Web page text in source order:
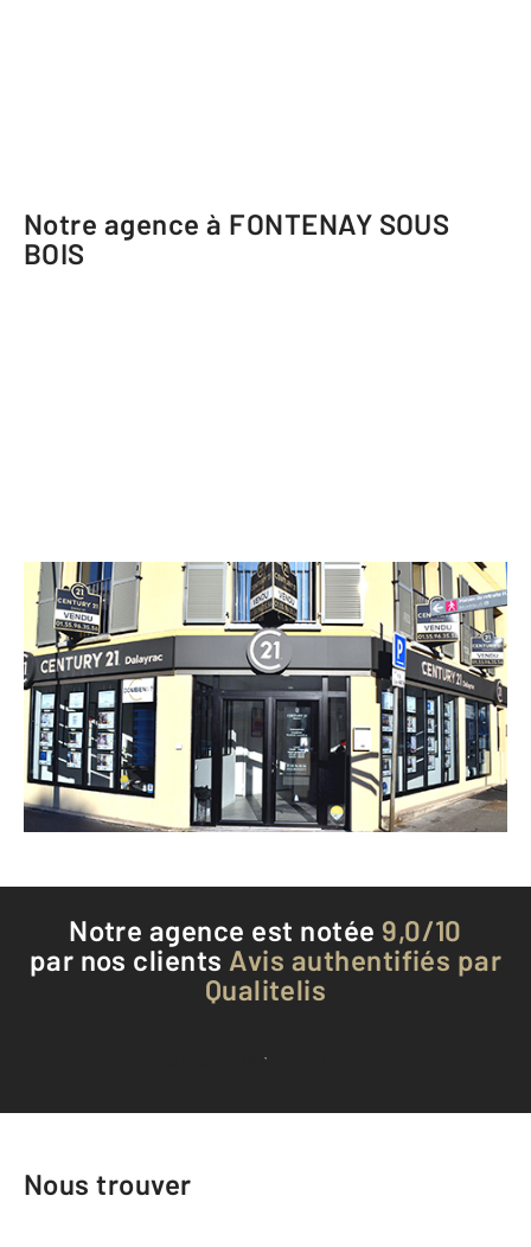
Notre agence à FONTENAY SOUS
BOIS
CENTURY 21 Dalayrac
110 rue Dalayrac
FONTENAY SOUS BOIS - 94120
Envoyer un message
Téléphoner à l'agence
Notre agence est notée 9,0/10
par nos clients Avis authentifiés par
Qualitelis
Voir tous les avis clients
Nous trouver